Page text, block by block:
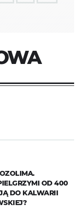
OD 400
DO KALWARII